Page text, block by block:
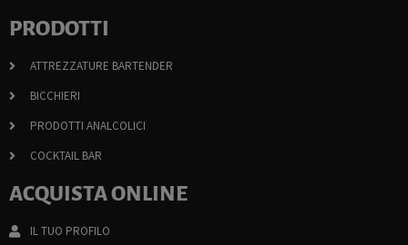
PRODOTTI
ATTREZZATURE BARTENDER
BICCHIERI
PRODOTTI ANALCOLICI
COCKTAIL BAR
ACQUISTA ONLINE
IL TUO PROFILO